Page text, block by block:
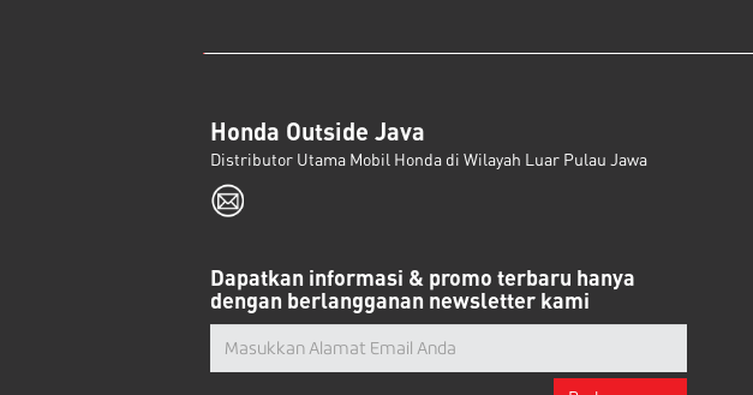
Honda Outside Java
Distributor Utama Mobil Honda di Wilayah Luar Pulau Jawa
Dapatkan informasi & promo terbaru hanya
dengan berlangganan newsletter kami